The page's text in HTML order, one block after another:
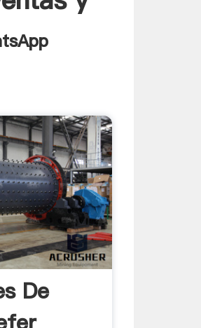
De